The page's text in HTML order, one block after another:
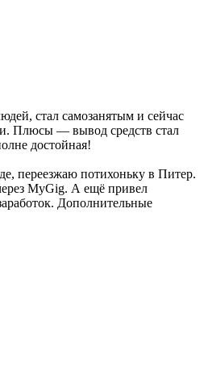
стал самозанятым и сейчас
Плюсы — вывод средств стал
достойная!
переезжаю потихоньку в Питер.
MyGig. А ещё привел
Дополнительные